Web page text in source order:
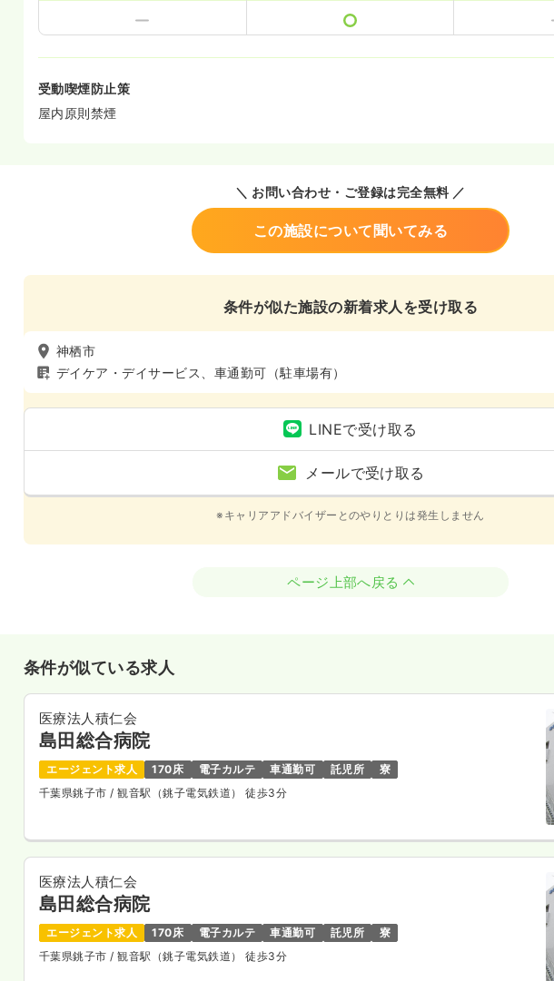
受動喫煙防止策
屋内原則禁煙
＼ お問い合わせ・ご登録は完全無料 ／
この施設について聞いてみる
条件が似た施設の新着求人を受け取る
神栖市
デイケア・デイサービス、車通勤可（駐車場有）
LINEで受け取る
メールで受け取る
※キャリアアドバイザーとのやりとりは発生しません
ページ上部へ戻る
条件が似ている求人
医療法人積仁会
島田総合病院
エージェント求人 170床 電子カルテ 車通勤可 託児所
寮
千葉県銚子市/ 観音駅（銚子電気鉄道） 徒歩3分
医療法人積仁会
島田総合病院
エージェント求人 170床 電子カルテ 車通勤可 託児所
寮
千葉県銚子市/ 観音駅（銚子電気鉄道） 徒歩3分